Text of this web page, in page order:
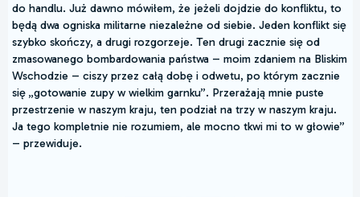
do handlu. Już dawno mówiłem, że jeżeli dojdzie do konfliktu, to
będą dwa ogniska militarne niezależne od siebie. Jeden konflikt się
szybko skończy, a drugi rozgorzeje. Ten drugi zacznie się od
zmasowanego bombardowania państwa – moim zdaniem na Bliskim
Wschodzie – ciszy przez całą dobę i odwetu, po którym zacznie
się „gotowanie zupy w wielkim garnku”. Przerażają mnie puste
przestrzenie w naszym kraju, ten podział na trzy w naszym kraju.
Ja tego kompletnie nie rozumiem, ale mocno tkwi mi to w głowie”
– przewiduje.